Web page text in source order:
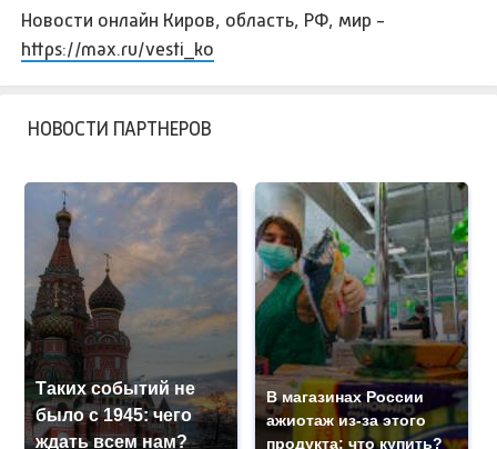
Новости онлайн Киров, область, РФ, мир -
https://max.ru/vesti_ko
НОВОСТИ ПАРТНЕРОВ
Таких событий не
было с 1945: чего
ждать всем нам?
В магазинах России
ажиотаж из-за этого
продукта: что купить?